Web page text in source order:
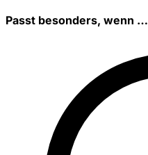
Passt besonders, wenn …